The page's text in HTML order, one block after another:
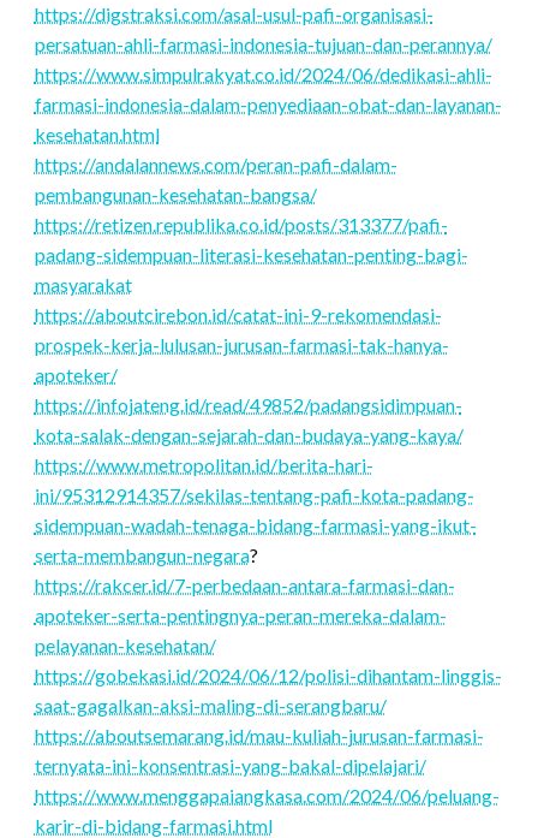
https://digstraksi.com/asal-usul-pafi-organisasi-
persatuan-ahli-farmasi-indonesia-tujuan-dan-perannya/
https://www.simpulrakyat.co.id/2024/06/dedikasi-ahli-
farmasi-indonesia-dalam-penyediaan-obat-dan-layanan-
kesehatan.html
https://andalannews.com/peran-pafi-dalam-
pembangunan-kesehatan-bangsa/
https://retizen.republika.co.id/posts/313377/pafi-
padang-sidempuan-literasi-kesehatan-penting-bagi-
masyarakat
https://aboutcirebon.id/catat-ini-9-rekomendasi-
prospek-kerja-lulusan-jurusan-farmasi-tak-hanya-
apoteker/
https://infojateng.id/read/49852/padangsidimpuan-
kota-salak-dengan-sejarah-dan-budaya-yang-kaya/
https://www.metropolitan.id/berita-hari-
ini/95312914357/sekilas-tentang-pafi-kota-padang-
sidempuan-wadah-tenaga-bidang-farmasi-yang-ikut-
serta-membangun-negara?
https://rakcer.id/7-perbedaan-antara-farmasi-dan-
apoteker-serta-pentingnya-peran-mereka-dalam-
pelayanan-kesehatan/
https://gobekasi.id/2024/06/12/polisi-dihantam-linggis-
saat-gagalkan-aksi-maling-di-serangbaru/
https://aboutsemarang.id/mau-kuliah-jurusan-farmasi-
ternyata-ini-konsentrasi-yang-bakal-dipelajari/
https://www.menggapaiangkasa.com/2024/06/peluang-
karir-di-bidang-farmasi.html